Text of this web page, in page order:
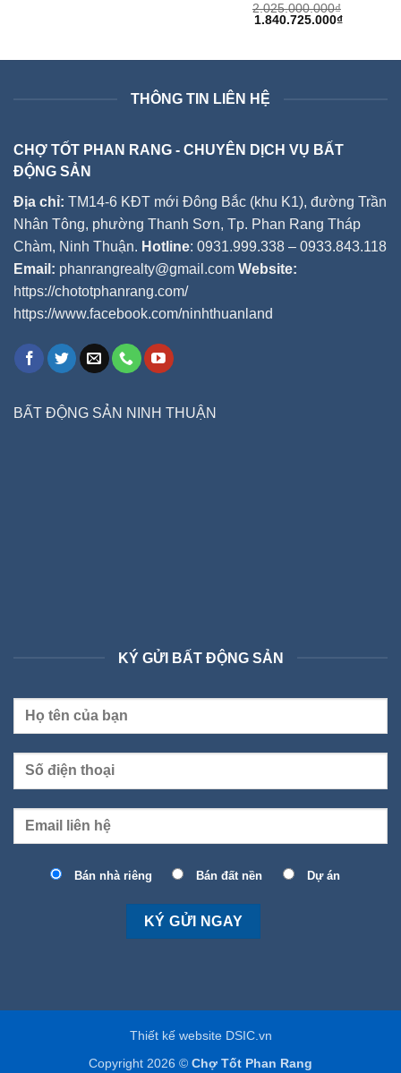
2.025.000.000₫
Giá
1.840.725.000₫Giá
THÔNG TIN LIÊN HỆ
CHỢ TỐT PHAN RANG - CHUYÊN DỊCH VỤ BẤT
ĐỘNG SẢN
Địa chỉ: TM14-6 KĐT mới Đông Bắc (khu K1), đường Trần
Nhân Tông, phường Thanh Sơn, Tp. Phan Rang Tháp
Chàm, Ninh Thuận. Hotline: 0931.999.338 – 0933.843.118
Email: phanrangrealty@gmail.com Website:
https://chototphanrang.com/
https://www.facebook.com/ninhthuanland
BẤT ĐỘNG SẢN NINH THUẬN
KÝ GỬI BẤT ĐỘNG SẢN
Bán nhà riêng Bán đất nền Dự án
Thiết kế website DSIC.vn
Copyright 2026 © Chợ Tốt Phan Rang